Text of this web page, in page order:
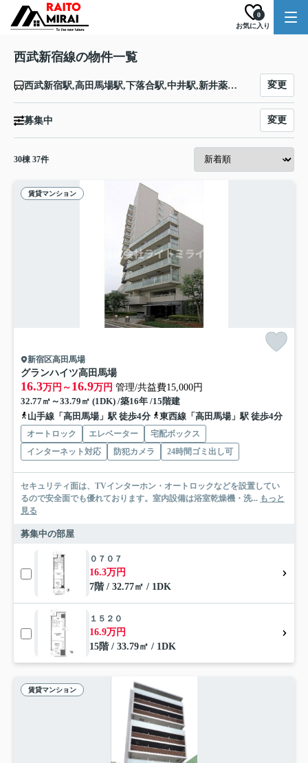
お気に入り
0
西武新宿線の物件一覧
西武新宿駅,高田馬場駅,下落合駅,中井駅,新井薬師前駅,沼袋駅,野方駅,都立家政駅,鷺ノ宮駅,下井草駅,井荻駅,上井草駅,上石神井駅,武蔵関駅,東伏見駅,西武柳沢駅,田無駅,花小金井駅,小平駅,久米川駅,東村山駅,西武園駅,所沢駅,航空公園駅,新所沢駅,入曽駅,狭山市駅,新狭山駅,南大塚駅,本川越駅 変更
募集中 変更
30棟 37件
賃貸マンション
新宿区高田馬場
グランハイツ高田馬場
16.3万円～ 16.9万円 管理/共益費15,000円
32.77㎡～33.79㎡ (1DK) /築16年 /15階建
山手線「高田馬場」駅 徒歩4分
東西線「高田馬場」駅 徒歩4分
オートロック エレベーター
宅配ボックス
インターネット対応
防犯カメラ 24時間ゴミ出し可
セキュリティ面は、TVインターホン・オートロックなどを設置してい
るので安全面でも優れております。室内設備は浴室乾燥機・洗... もっと
見る
募集中の部屋
０７０７
16.3万円
7階 / 32.77㎡ / 1DK
１５２０
16.9万円
15階 / 33.79㎡ / 1DK
賃貸マンション